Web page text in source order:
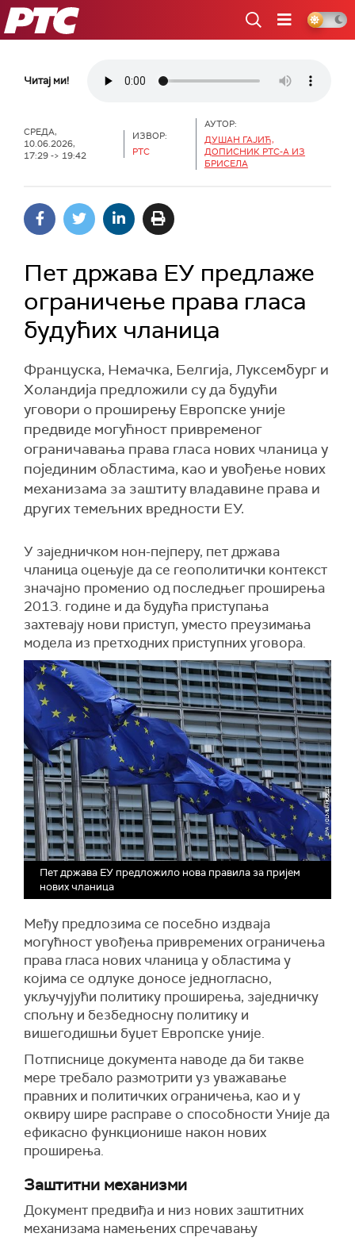
РТС
Читај ми!
СРЕДА,
10.06.2026,
17:29 -> 19:42
ИЗВОР:
РТС
АУТОР:
ДУШАН ГАЈИЋ,
ДОПИСНИК РТС-А ИЗ
БРИСЕЛА
Пет држава ЕУ предлаже
ограничење права гласа
будућих чланица
Француска, Немачка, Белгија, Луксембург и
Холандија предложили су да будући
уговори о проширењу Европске уније
предвиде могућност привременог
ограничавања права гласа нових чланица у
појединим областима, као и увођење нових
механизама за заштиту владавине права и
других темељних вредности ЕУ.
У заједничком нон-пејперу, пет држава
чланица оцењује да се геополитички контекст
значајно променио од последњег проширења
2013. године и да будућа приступања
захтевају нови приступ, уместо преузимања
модела из претходних приступних уговора.
Пет држава ЕУ предложило нова правила за пријем
нових чланица
Међу предлозима се посебно издваја
могућност увођења привремених ограничења
права гласа нових чланица у областима у
којима се одлуке доносе једногласно,
укључујући политику проширења, заједничку
спољну и безбедносну политику и
вишегодишњи буџет Европске уније.
Потписнице документа наводе да би такве
мере требало размотрити уз уважавање
правних и политичких ограничења, као и у
оквиру шире расправе о способности Уније да
ефикасно функционише након нових
проширења.
Заштитни механизми
Документ предвиђа и низ нових заштитних
механизама намењених спречавању